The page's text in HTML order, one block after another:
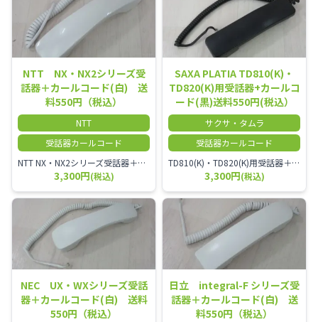
NTT NX・NX2シリーズ受
話器＋カールコード(白) 送
料550円（税込）
NTT
受話器カールコード
NTT NX・NX2シリーズ受話器＋カールコード
3,300円(税込)
SAXA PLATIA TD810(K)・
TD820(K)用受話器+カールコ
ード(黒)送料550円(税込）
サクサ・タムラ
受話器カールコード
TD810(K)・TD820(K)用受話器＋カールコード セット／本商品は中古品となります。 写真では分かりにくいキズ・汚れなどの使用感があります。 予めご理解・ご了承頂きますようお願いいたします。
3,300円(税込)
NEC UX・WXシリーズ受話
器＋カールコード(白) 送料
550円（税込）
日立 integral-F シリーズ受
話器＋カールコード(白) 送
料550円（税込）